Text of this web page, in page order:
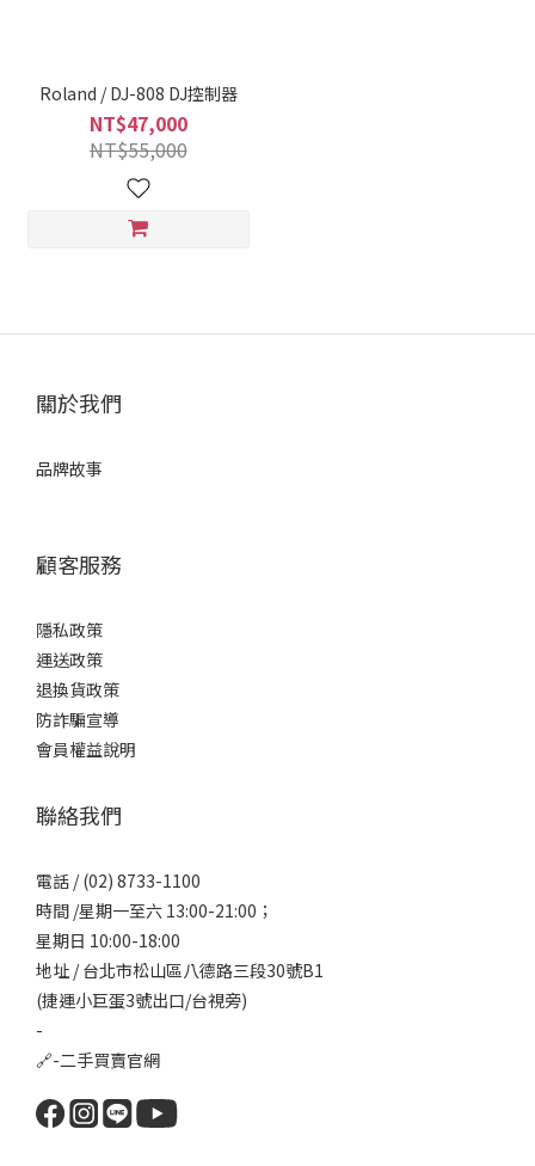
Roland / DJ-808 DJ控制器
NT$47,000
NT$55,000
關於我們
品牌故事
顧客服務
隱私政策
運送政策
退換貨政策
防詐騙宣導
會員權益說明
聯絡我們
電話 / (02) 8733-1100
時間 /星期一至六 13:00-21:00；
星期日 10:00-18:00
地址 / 台北市松山區八德路三段30號B1
(捷運小巨蛋3號出口/台視旁)
-
🔗-二手買賣官網